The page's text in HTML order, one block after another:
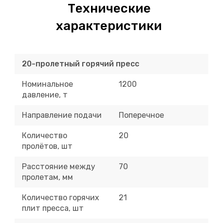
Технические
характеристики
20-пролетный горячий пресс
Номинальное
давление, т
1200
Направление подачи Поперечное
Количество
пролётов, шт
20
Расстояние между
пролетам, мм
70
Количество горячих
плит пресса, шт
21